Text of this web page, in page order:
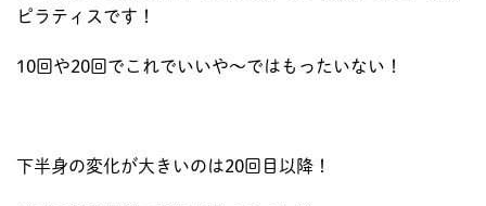
ピラティスです！
10回や20回でこれでいいや〜ではもったいない！
下半身の変化が大きいのは20回目以降！